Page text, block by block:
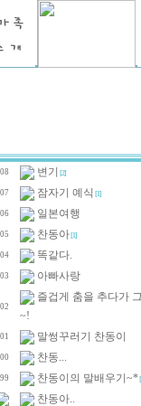
변기 [2]
잠자기 예식 [1]
일본여행
찬동아 [1]
똑같다.
아빠사랑
즐겁게 춤을 추다가
~!
말썽꾸러기 찬동이
찬동...
찬동이의 말배우기~*
찬동아..